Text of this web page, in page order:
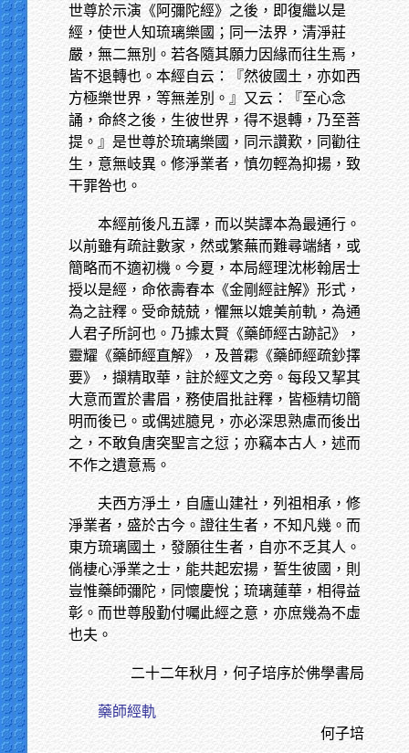
世尊於示演《阿彌陀經》之後，即復繼以是
經，使世人知琉璃樂國；同一法界，清淨莊
嚴，無二無別。若各隨其願力因緣而往生焉，
皆不退轉也。本經自云：『然彼國土，亦如西
方極樂世界，等無差別。』又云：『至心念
誦，命終之後，生彼世界，得不退轉，乃至菩
提。』是世尊於琉璃樂國，同示讚歎，同勸往
生，意無岐異。修淨業者，慎勿輕為抑揚，致
干罪咎也。
本經前後凡五譯，而以奘譯本為最通行。
以前雖有疏註數家，然或繁蕪而難尋端緒，或
簡略而不適初機。今夏，本局經理沈彬翰居士
授以是經，命依壽春本《金剛經註解》形式，
為之註釋。受命兢兢，懼無以媲美前軌，為通
人君子所訶也。乃據太賢《藥師經古跡記》，
靈耀《藥師經直解》，及普霦《藥師經疏鈔擇
要》，擷精取華，註於經文之旁。每段又挈其
大意而置於書眉，務使眉批註釋，皆極精切簡
明而後已。或偶述臆見，亦必深思熟慮而後出
之，不敢負唐突聖言之愆；亦竊本古人，述而
不作之遺意焉。
夫西方淨土，自廬山建社，列祖相承，修
淨業者，盛於古今。證往生者，不知凡幾。而
東方琉璃國土，發願往生者，自亦不乏其人。
倘棲心淨業之士，能共起宏揚，誓生彼國，則
豈惟藥師彌陀，同懷慶悅；琉璃蓮華，相得益
彰。而世尊殷勤付囑此經之意，亦庶幾為不虛
也夫。
二十二年秋月，何子培序於佛學書局
藥師經軌
何子培